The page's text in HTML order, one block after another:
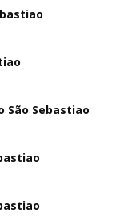
São Sebastiao